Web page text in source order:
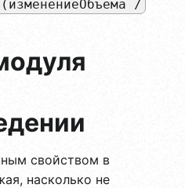
/
свойством в
насколько не